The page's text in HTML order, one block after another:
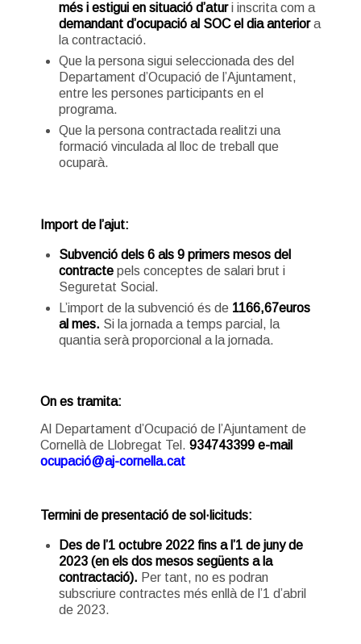
més i estigui en situació d’aturi inscrita com a
demandant d’ocupació al SOC el dia anteriora
la contractació.
Que la persona sigui seleccionada des del
Departament d’Ocupació de l’Ajuntament,
entre les persones participants en el
programa.
Que la persona contractada realitzi una
formació vinculada al lloc de treball que
ocuparà.
Import de l’ajut:
Subvenció dels 6 als 9 primers mesos del
contractepels conceptes de salari brut i
Seguretat Social.
L’import de la subvenció és de 1166,67euros
al mes. Si la jornada a temps parcial, la
quantia serà proporcional a la jornada.
On es tramita:
Al Departament d’Ocupació de l’Ajuntament de
Cornellà de Llobregat Tel. 934743399 e-mail
ocupació@aj-cornella.cat
Termini de presentació de sol·licituds:
Des de l’1 octubre 2022 fins a l’1 de juny de
2023 (en els dos mesos següents a la
contractació). Per tant, no es podran
subscriure contractes més enllà de l’1 d’abril
de 2023.